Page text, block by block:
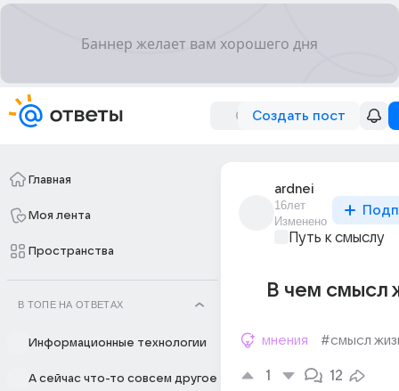
Создать пост
Главная
Моя лента
Пространства
В ТОПЕ НА ОТВЕТАХ
Информационные технологии
А сейчас что-то совсем другое
ardnei
16лет
Изменено
Путь к смыслу
В чем смысл
мнения #смысл
1 12